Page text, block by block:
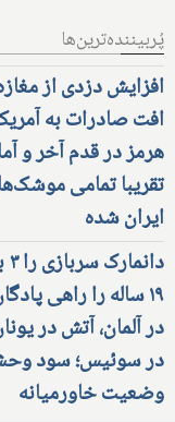
پُربیننده‌ترین‌ها
افزایش دزدی از
افت صادرات به
هرمز در قدم آخر و
ایران شده
۱۹ ساله را راهی
در آلمان، آتش در
در سوئیس؛ سود
وضعیت خاورمیانه